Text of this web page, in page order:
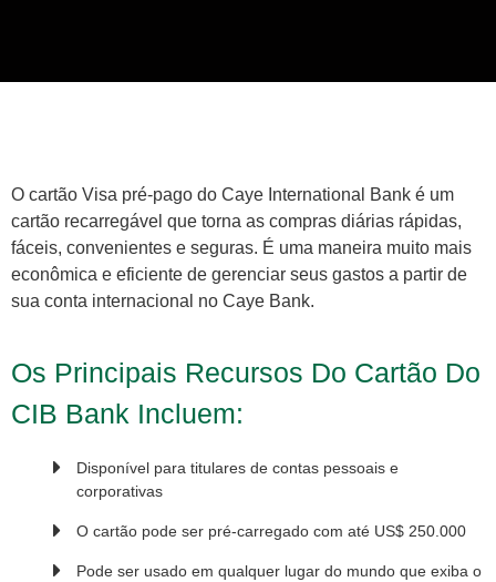
O cartão Visa pré-pago do Caye International Bank é um
cartão recarregável que torna as compras diárias rápidas,
fáceis, convenientes e seguras. É uma maneira muito mais
econômica e eficiente de gerenciar seus gastos a partir de
sua conta internacional no Caye Bank.
Os Principais Recursos Do Cartão Do
CIB Bank Incluem:
Disponível para titulares de contas pessoais e
corporativas
O cartão pode ser pré-carregado com até US$ 250.000
Pode ser usado em qualquer lugar do mundo que exiba o